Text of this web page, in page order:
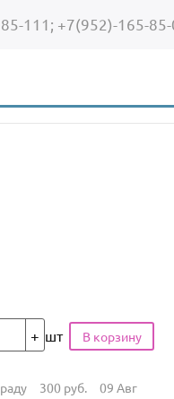
111; +7(952)-165-
шт
300 руб. 09 Авг